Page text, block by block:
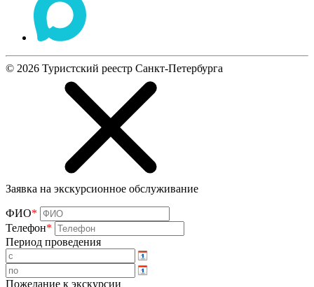
© 2026 Туристский реестр Санкт-Петербурга
Заявка на экскурсионное обслуживание
ФИО*
Телефон*
Период проведения
Пожелание к экскурсии